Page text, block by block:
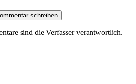
sind die Verfasser verantwortlich.